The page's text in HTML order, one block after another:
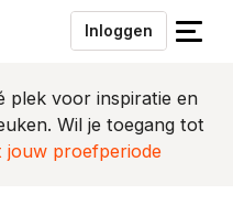
Inloggen
S
u
i
plek voor inspiratie en
Wil je toegang tot
jouw proefperiode